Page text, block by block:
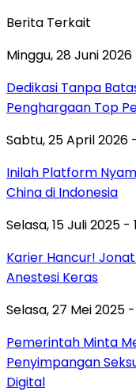
Berita Terkait
Minggu, 28 Juni 2026
Dedikasi Tanpa
Penghargaan Top
Sabtu, 25 April 2026
Inilah Platform
China di Indonesia
Selasa, 15 Juli 2025 -
Karier Hancur!
Anestesi Keras
Selasa, 27 Mei 2025 -
Pemerintah Minta
Penyimpangan
Digital